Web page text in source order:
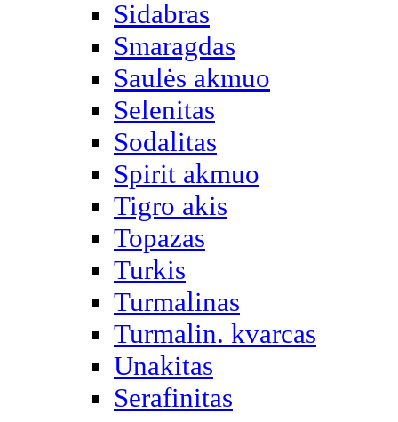
Sidabras
Smaragdas
Saulės akmuo
Selenitas
Sodalitas
Spirit akmuo
Tigro akis
Topazas
Turkis
Turmalinas
Turmalin. kvarcas
Unakitas
Serafinitas